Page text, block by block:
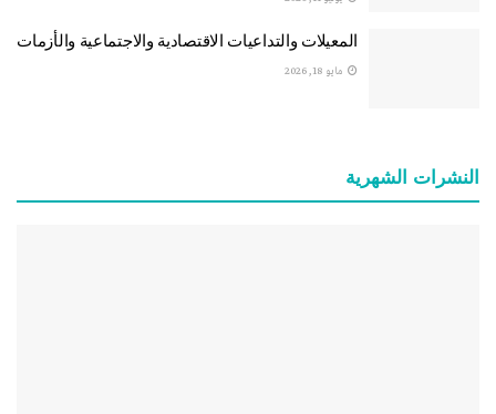
المعيلات والتداعيات الاقتصادية والاجتماعية والأزمات
مايو 18, 2026
النشرات الشهریة